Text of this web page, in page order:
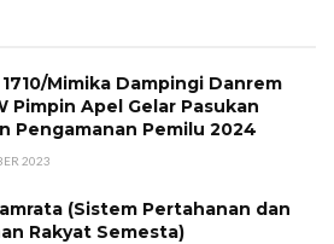
Mimika Dampingi Danrem
Pimpin Apel Gelar Pasukan
Pengamanan Pemilu 2024
2023
(Sistem Pertahanan dan
Rakyat Semesta)